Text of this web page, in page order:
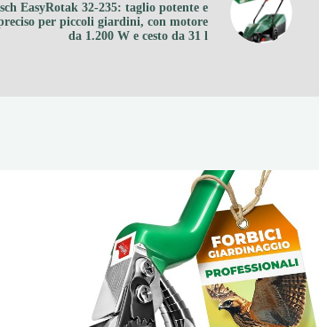
EasyRotak 32-235: taglio potente e
per piccoli giardini, con motore
da 1.200 W e cesto da 31 l